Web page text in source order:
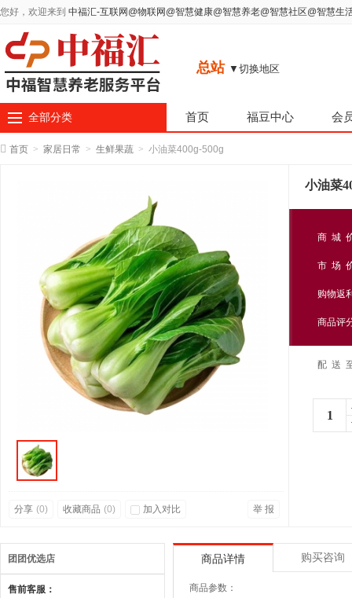
您好，欢迎来到 中福汇-互联网@物联网@智慧健康@智慧养老@智慧社区@智慧生
总站 ▼切换地区
全部分类 首页 福豆中心 会
首页 > 家居日常 > 生鲜果蔬 > 小油菜400g-500g
小油菜
商 城
市 场
购物返
商品评
配 送
分享 (0) 收藏商品 (0) 加入对比 举 报
商品详情 购买咨询
商品参数：
团团优选店
售前客服：